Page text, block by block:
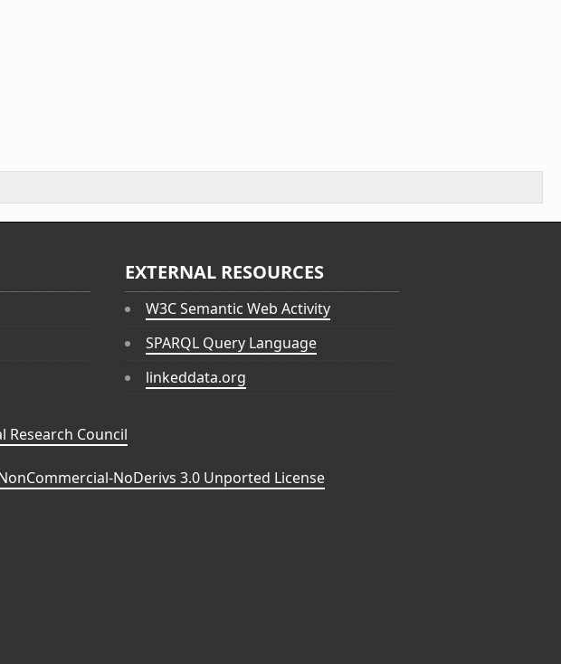
EXTERNAL RESOURCES
W3C Semantic Web Activity
SPARQL Query Language
linkeddata.org
Research Council
NoDerivs 3.0 Unported License